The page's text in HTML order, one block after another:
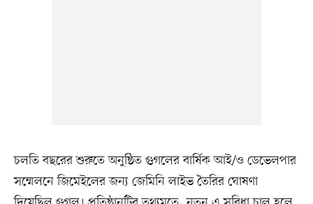
চলতি বছরের শুরুতে অনুষ্ঠিত গুগলের বার্ষিক আই/ও ডেভেলপার
সম্মেলনে জিমেইলের জন্য জেমিনি লাইভ তৈরির ঘোষণা